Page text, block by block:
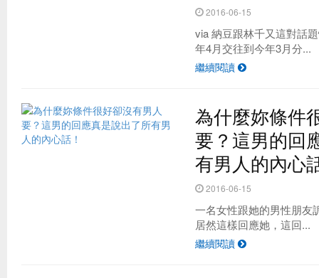
2016-06-15
via 納豆跟林千又這對話
年4月交往到今年3月分...
繼續閱讀
為什麼妳條件
要？這男的回
有男人的內心
2016-06-15
一名女性跟她的男性朋友
居然這樣回應她，這回...
繼續閱讀